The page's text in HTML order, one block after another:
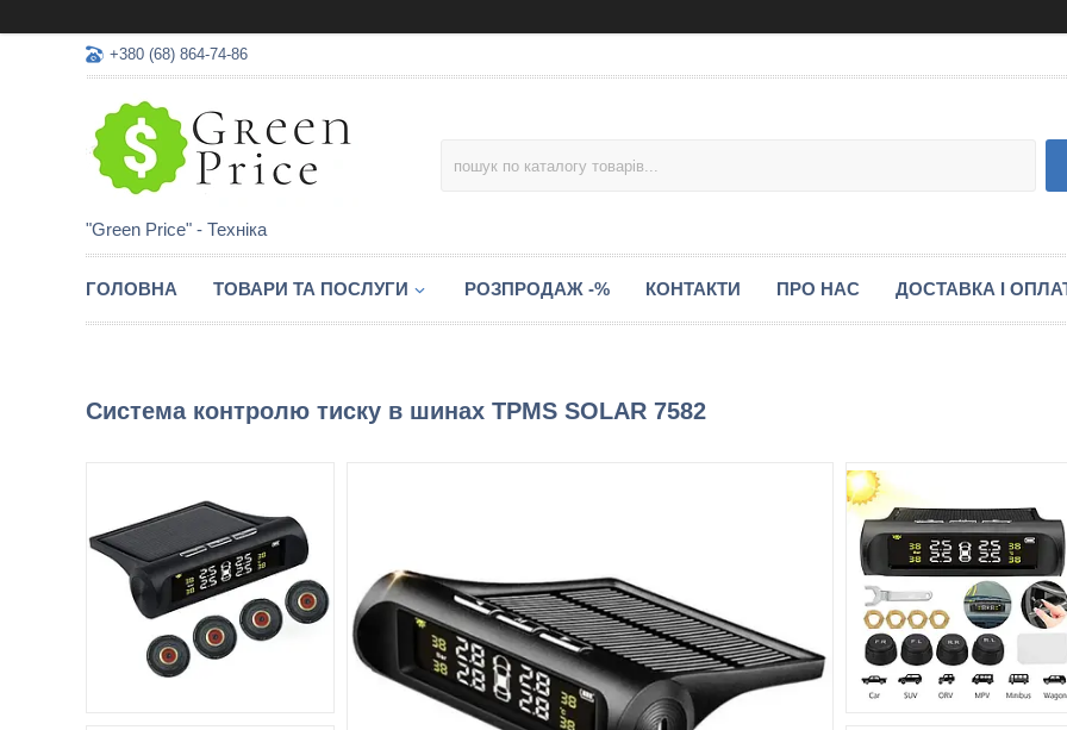
+380 (68) 864-74-86
"Green Price" - Техніка
ГОЛОВНА ТОВАРИ ТА ПОСЛУГИ РОЗПРОДАЖ -% КОНТАКТИ ПРО НАС ДОСТАВКА І
Система контролю тиску в шинах TPMS SOLAR 7582